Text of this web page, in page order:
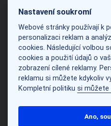
porozuměli,“říká Aleš
vzdělávací
Společnost Top Vision
rozvoj jednotlivců a
skills. O tom svědčí i
jako například Stress &
Keep Cool: obratná
situacích, Na emoce
SYNERGOGIKA:
Nastavení soukromí
Webové stránky používají k
personalizaci reklam a
cookies. Následující volbou
cookies a použití údajů o
zobrazení cílené reklamy.
reklamu si můžete kdykoliv
Kompletní politikusi
Ano,